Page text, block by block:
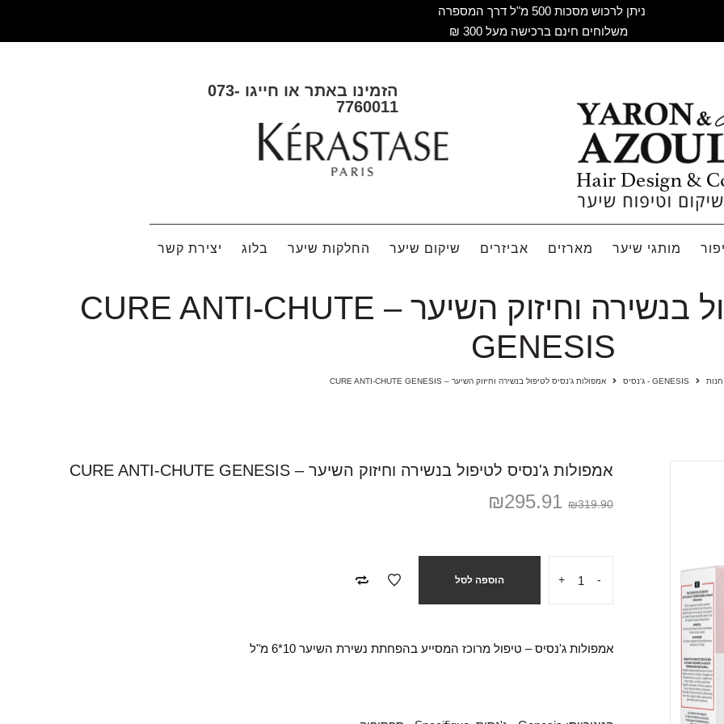
ניתן לרכוש מסכות 500 מ"ל דרך המספרה
משלוחים חינם ברכישה מעל 300 ₪
הזמינו באתר או חייגו 073-
7760011
מותגי שיער מארזים אביזרים שיקום שיער החלקות שיער בלוג יצירת קשר
אמפולות ג'נסיס לטיפול בנשירה וחיזוק השיער – CURE ANTI-CHUTE
GENESIS
חנות GENESIS - ג'נסיס אמפולות ג'נסיס לטיפול בנשירה וחיזוק השיער – CURE ANTI-CHUTE GENESIS
אמפולות ג'נסיס לטיפול בנשירה וחיזוק השיער – CURE ANTI-CHUTE GENESIS
₪319.90
₪295.91
-
+ הוספה לסל
אמפולות ג'נסיס – טיפול מרוכז המסייע בהפחתת נשירת השיער 10*6 מ"ל